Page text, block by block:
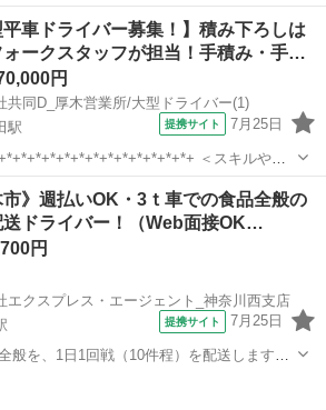
み（連休）♪ムリなく働けて長期で活躍☆週
予...
駅 その他
平車ドライバー募集！】積み下ろしは
ォークスタッフが担当！手積み・手…
円
共同D_厚木営業所/大型ドライバー(1)
駅
提携サイト 7月25日
り + 1週間運
ち！ ・未経...
石田駅
市》週払いOK・3ｔ車での食品全般の
送ドライバー！（Web面接OK…
円
エクスプレス・エージェント_神奈川西支店
提携サイト 7月25日
般を、1日1回戦（10件程）を配送します。